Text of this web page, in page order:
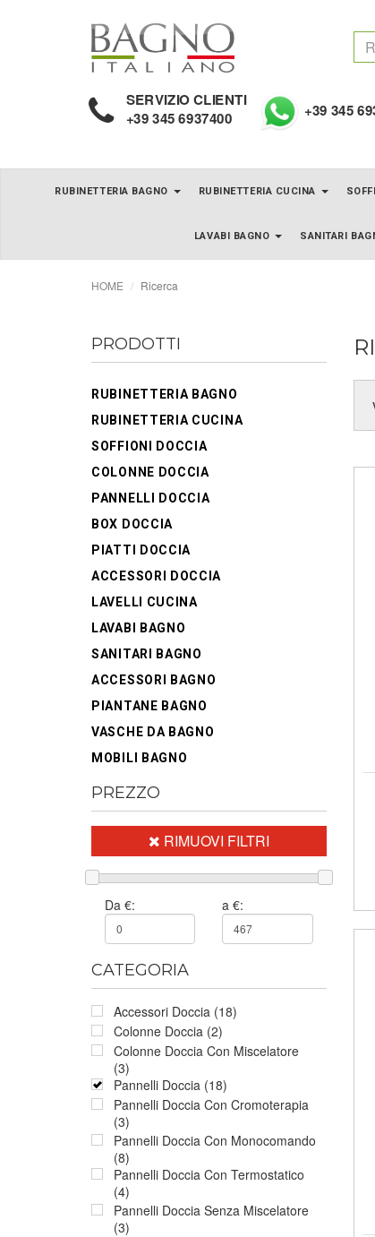
SERVIZIO CLIENTI
+39 345 6937400 +39 345
RUBINETTERIA BAGNO RUBINETTERIA CUCINA
LAVABI BAGNO SANITARI
HOME Ricerca
PRODOTTI
RUBINETTERIA BAGNO
RUBINETTERIA CUCINA
SOFFIONI DOCCIA
COLONNE DOCCIA
PANNELLI DOCCIA
BOX DOCCIA
PIATTI DOCCIA
ACCESSORI DOCCIA
LAVELLI CUCINA
LAVABI BAGNO
SANITARI BAGNO
ACCESSORI BAGNO
PIANTANE BAGNO
VASCHE DA BAGNO
MOBILI BAGNO
PREZZO
RIMUOVI FILTRI
Da €: a €:
CATEGORIA
Accessori Doccia (18)
Colonne Doccia (2)
Colonne Doccia Con Miscelatore
(3)
Pannelli Doccia (18)
Pannelli Doccia Con Cromoterapia
(3)
Pannelli Doccia Con Monocomando
(8)
Pannelli Doccia Con Termostatico
(4)
Pannelli Doccia Senza Miscelatore
(3)